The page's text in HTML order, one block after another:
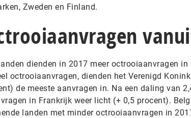
Zweden en Finland.
dienden in 2017 meer octrooiaanvragen
octrooiaanvragen, dienden het Verenigd
de meeste aanvragen in. Na een daling van
in Frankrijk weer licht (+ 0,5 procent).
landen met minder octrooiaanvragen in